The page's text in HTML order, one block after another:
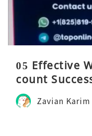
05 Effective
count
Zavian Karim